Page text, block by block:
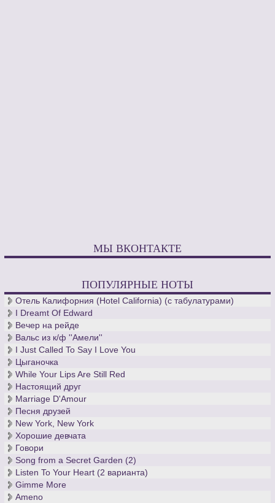
МЫ ВКОНТАКТЕ
ПОПУЛЯРНЫЕ НОТЫ
Отель Калифорния (Hotel California) (с табулатурами)
I Dreamt Of Edward
Вечер на рейде
Вальс из к/ф ''Амели''
I Just Called To Say I Love You
Цыганочка
While Your Lips Are Still Red
Настоящий друг
Marriage D'Amour
Песня друзей
New York, New York
Хорошие девчата
Говори
Song from a Secret Garden (2)
Listen To Your Heart (2 варианта)
Gimme More
Ameno